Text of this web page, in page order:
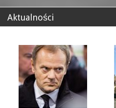
Aktualności